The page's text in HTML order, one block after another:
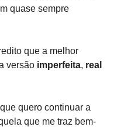
quase sempre
que a melhor
versão imperfeita, real
quero continuar a
que me traz bem-